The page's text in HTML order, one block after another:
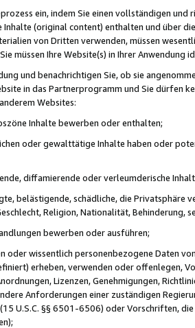
ein, indem Sie einen vollständigen
Inhalte (original content) enthalten und über
von Dritten verwenden, müssen
müssen Ihre Website(s) in Ihrer Anwendung
und benachrichtigen Sie, ob sie
in das Partnerprogramm und Sie dürfen
Websites:
Inhalte bewerben oder enthalten;
oder gewalttätige Inhalte haben oder
diffamierende oder verleumderische
belästigende, schädliche, die Privatsphäre
Religion, Nationalität, Behinderung,
bewerben oder ausführen;
oder wissentlich personenbezogene Daten
erheben, verwenden oder offenlegen,
Lizenzen, Genehmigungen,
Anforderungen einer zuständigen
U.S.C. §§ 6501-6506) oder Vorschriften,